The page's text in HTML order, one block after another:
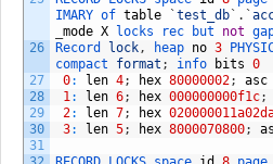
26
27
28
29
30
31
IMARY of table `test_db ` . `
mode X locks rec but not
Record
lock, heap no 3
compact format ; info bits 0
0: len 4; hex 80000002; asc
1: len 6; hex 000000000f1c;
2: len 7; hex
3: len 5; hex 8000070800;